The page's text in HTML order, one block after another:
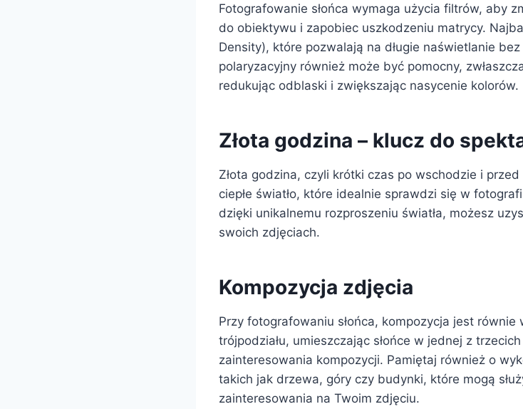
Fotografowanie słońca wymaga użycia filtrów, aby
do obiektywu i zapobiec uszkodzeniu matrycy.
Density), które pozwalają na długie naświetlanie
polaryzacyjny również może być pomocny,
redukując odblaski i zwiększając nasycenie kolorów.
Złota godzina – klucz do
Złota godzina, czyli krótki czas po wschodzie i
ciepłe światło, które idealnie sprawdzi się w
dzięki unikalnemu rozproszeniu światła, możesz
swoich zdjęciach.
Kompozycja zdjęcia
Przy fotografowaniu słońca, kompozycja jest
trójpodziału, umieszczając słońce w jednej z
zainteresowania kompozycji. Pamiętaj również o
takich jak drzewa, góry czy budynki, które mogą
zainteresowania na Twoim zdjęciu.